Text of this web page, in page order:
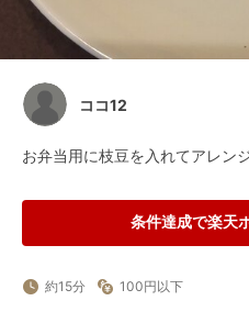
ココ12
お弁当用に枝豆を入れてアレン
条件達成で楽天
約15分 100円以下